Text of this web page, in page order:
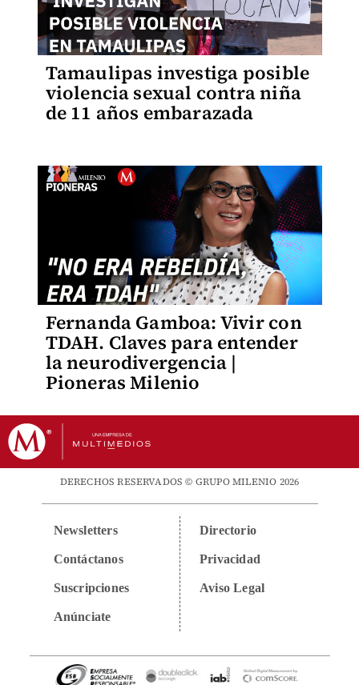
Tamaulipas investiga posible
violencia sexual contra niña
de 11 años embarazada
Fernanda Gamboa: Vivir con
TDAH. Claves para entender
la neurodivergencia |
Pioneras Milenio
DERECHOS RESERVADOS © GRUPO MILENIO 2026
Newsletters
Contáctanos
Suscripciones
Anúnciate
Directorio
Privacidad
Aviso Legal